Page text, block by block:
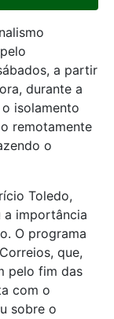
a partir
durante a
isolamento
remotamente
o
Toledo,
a importância
O programa
que,
pelo fim das
com o
sobre o